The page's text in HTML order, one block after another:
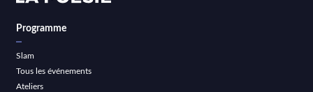
Programme
Slam
Tous les événements
Ateliers